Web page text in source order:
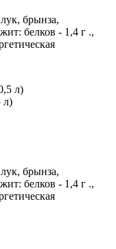
брынза,
белков - 1,4 г .,
л)
брынза,
белков - 1,4 г .,